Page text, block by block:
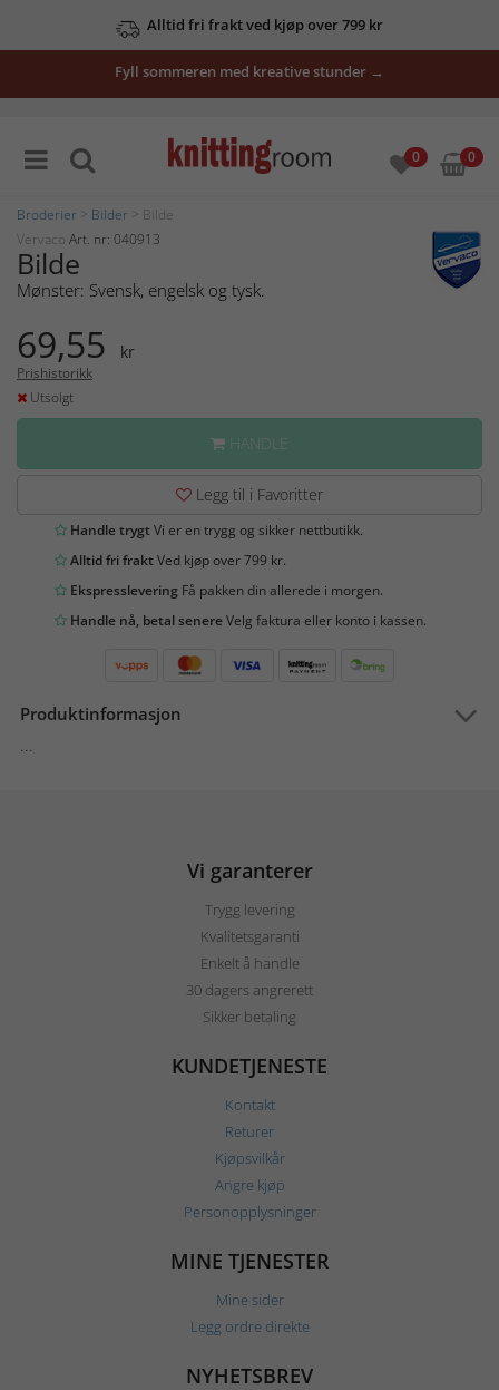
Alltid fri frakt ved kjøp over 799 kr
Fyll sommeren med kreative stunder →
0 0
Broderier Bilder > Bilde
Vervaco Art. nr: 040913
Bilde
Mønster: Svensk, engelsk og tysk.
69,55 kr
Prishistorikk
Utsolgt
HANDLE
Legg til i Favoritter
Handle trygtVi er en trygg og sikker nettbutikk.
Alltid fri fraktVed kjøp over 799 kr.
Ekspresslevering Få pakken din allerede i morgen.
Handle nå, betal senereVelg faktura eller konto i kassen.
Produktinformasjon
...
Vi garanterer
Trygg levering
Kvalitetsgaranti
Enkelt å handle
30 dagers angrerett
Sikker betaling
KUNDETJENESTE
Kontakt
Returer
Kjøpsvilkår
Angre kjøp
Personopplysninger
MINE TJENESTER
Mine sider
Legg ordre direkte
NYHETSBREV